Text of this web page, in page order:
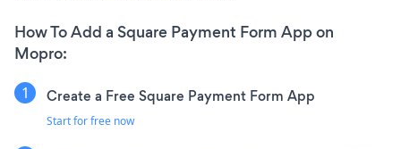
How To Add a Square Payment Form App on
Mopro:
Create a Free Square Payment Form App
Start for free now